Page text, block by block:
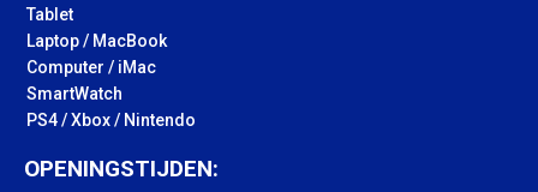
Tablet
Laptop / MacBook
Computer / iMac
SmartWatch
PS4 / Xbox / Nintendo
OPENINGSTIJDEN: